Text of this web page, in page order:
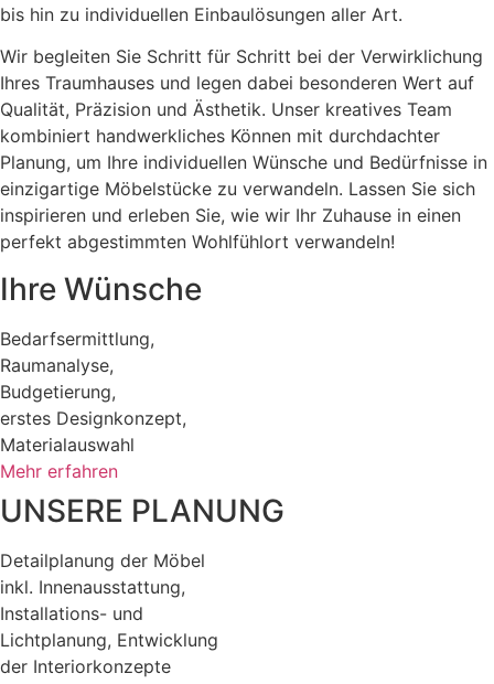
bis hin zu individuellen Einbaulösungen aller Art.
Wir begleiten Sie Schritt für Schritt bei der Verwirklichung
Ihres Traumhauses und legen dabei besonderen Wert auf
Qualität, Präzision und Ästhetik. Unser kreatives Team
kombiniert handwerkliches Können mit durchdachter
Planung, um Ihre individuellen Wünsche und Bedürfnisse in
einzigartige Möbelstücke zu verwandeln. Lassen Sie sich
inspirieren und erleben Sie, wie wir Ihr Zuhause in einen
perfekt abgestimmten Wohlfühlort verwandeln!
Ihre Wünsche
Bedarfsermittlung,
Raumanalyse,
Budgetierung,
erstes Designkonzept,
Materialauswahl
Mehr erfahren
UNSERE PLANUNG
Detailplanung der Möbel
inkl. Innenausstattung,
Installations- und
Lichtplanung, Entwicklung
der Interiorkonzepte